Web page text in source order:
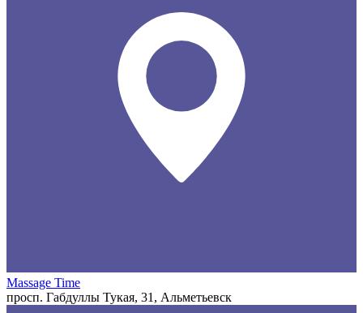
Massage Time
просп. Габдуллы Тукая, 31, Альметьевск